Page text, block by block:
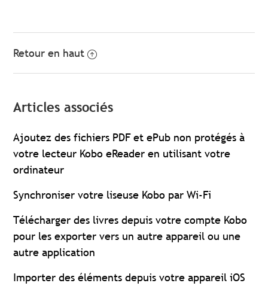
Retour en haut
Articles associés
Ajoutez des fichiers PDF et ePub non protégés à
votre lecteur Kobo eReader en utilisant votre
ordinateur
Synchroniser votre liseuse Kobo par Wi-Fi
Télécharger des livres depuis votre compte Kobo
pour les exporter vers un autre appareil ou une
autre application
Importer des éléments depuis votre appareil iOS